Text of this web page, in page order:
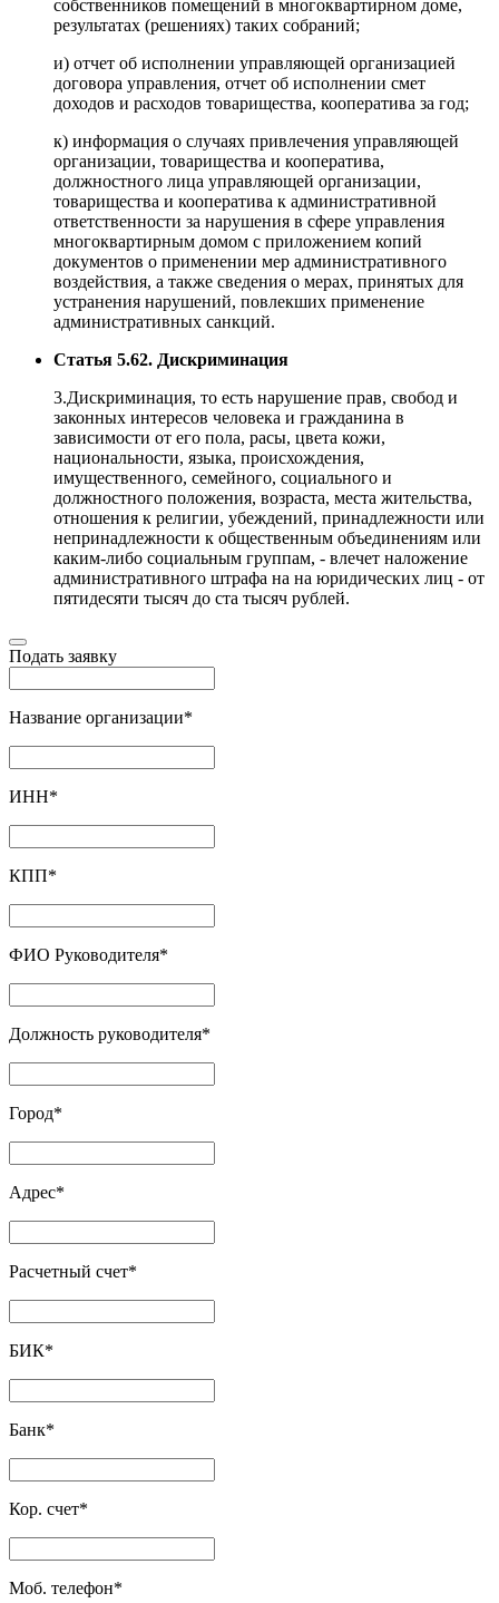
собственников помещений в многоквартирном доме,
результатах (решениях) таких собраний;
и) отчет об исполнении управляющей организацией
договора управления, отчет об исполнении смет
доходов и расходов товарищества, кооператива за год;
к) информация о случаях привлечения управляющей
организации, товарищества и кооператива,
должностного лица управляющей организации,
товарищества и кооператива к административной
ответственности за нарушения в сфере управления
многоквартирным домом с приложением копий
документов о применении мер административного
воздействия, а также сведения о мерах, принятых для
устранения нарушений, повлекших применение
административных санкций.
Статья 5.62. Дискриминация
3.Дискриминация, то есть нарушение прав, свобод и
законных интересов человека и гражданина в
зависимости от его пола, расы, цвета кожи,
национальности, языка, происхождения,
имущественного, семейного, социального и
должностного положения, возраста, места жительства,
отношения к религии, убеждений, принадлежности или
непринадлежности к общественным объединениям или
каким-либо социальным группам, - влечет наложение
административного штрафа на на юридических лиц - от
пятидесяти тысяч до ста тысяч рублей.
Подать заявку
Название организации*
ИНН*
КПП*
ФИО Руководителя*
Должность руководителя*
Город*
Адрес*
Расчетный счет*
БИК*
Банк*
Кор. счет*
Моб. телефон*